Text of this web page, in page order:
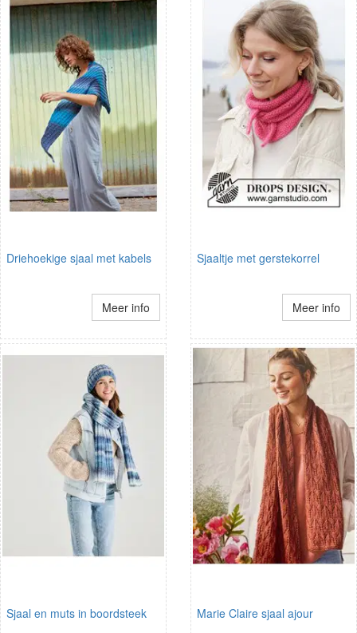
Driehoekige sjaal met kabels
Meer info
Sjaaltje met gerstekorrel
Meer info
Sjaal en muts in boordsteek Marie Claire sjaal ajour